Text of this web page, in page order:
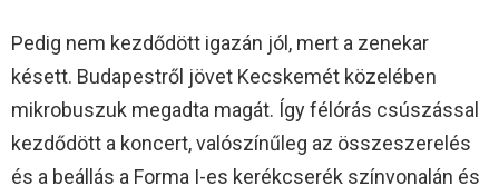
Pedig nem kezdődött igazán jól, mert a zenekar
késett. Budapestről jövet Kecskemét közelében
mikrobuszuk megadta magát. Így félórás csúszással
kezdődött a koncert, valószínűleg az összeszerelés
és a beállás a Forma I-es kerékcserék színvonalán és